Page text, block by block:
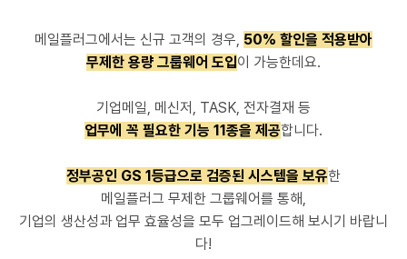
메일플러그에서는 신규 고객의 경우, 50% 할인을 적용받아
무제한 용량 그룹웨어 도입이 가능한데요.
기업메일, 메신저, TASK, 전자결재 등
업무에 꼭 필요한 기능 11종을 제공합니다.
정부공인 GS 1등급으로 검증된 시스템을 보유한
메일플러그 무제한 그룹웨어를 통해,
기업의 생산성과 업무 효율성을 모두 업그레이드해 보시기 바랍니
다!